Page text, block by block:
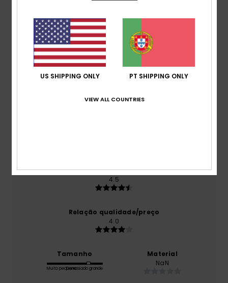
Avaliações dos clientes
Pontuação média
4.5
Conforto
4.5
Relação qualidade/preço
4.0
Tamanho
Muito pequenoDemasiado grande
Material
NaN
US SHIPPING ONLY PT SHIPPING ONLY
VIEW ALL COUNTRIES